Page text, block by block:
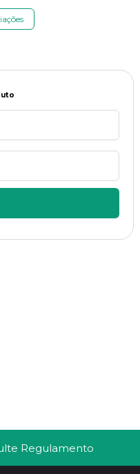
Regulamento